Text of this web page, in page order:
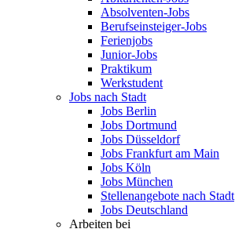
Absolventen-Jobs
Berufseinsteiger-Jobs
Ferienjobs
Junior-Jobs
Praktikum
Werkstudent
Jobs nach Stadt
Jobs Berlin
Jobs Dortmund
Jobs Düsseldorf
Jobs Frankfurt am Main
Jobs Köln
Jobs München
Stellenangebote nach Stadt
Jobs Deutschland
Arbeiten bei